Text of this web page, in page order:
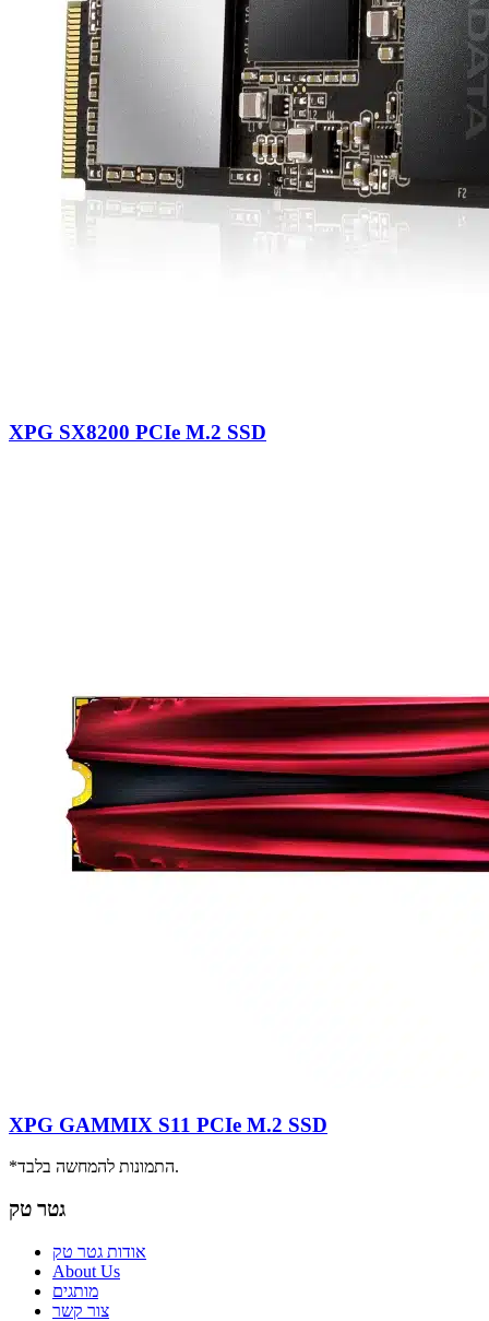
XPG SX8200 PCIe M.2 SSD
XPG GAMMIX S11 PCIe M.2 SSD
*התמונות להמחשה בלבד.
גטר טק
אודות גטר טק
About Us
מותגים
צור קשר